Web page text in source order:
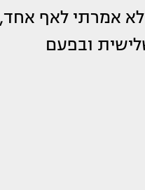
אמרתי לאף אחד,
ובפעם